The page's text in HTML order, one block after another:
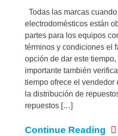
Todas las marcas
electrodomésticos están
partes para los equipos
términos y condiciones el
opción de dar este
importante también
tiempo ofrece el vendedor
la distribución de
repuestos […]
Continue Reading